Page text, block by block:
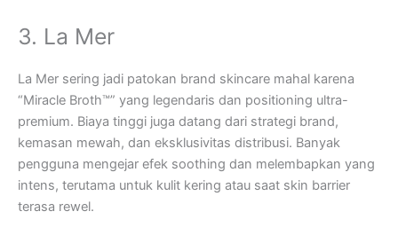
3. La Mer
La Mer sering jadi patokan brand skincare mahal karena
“Miracle Broth™” yang legendaris dan positioning ultra-
premium. Biaya tinggi juga datang dari strategi brand,
kemasan mewah, dan eksklusivitas distribusi. Banyak
pengguna mengejar efek soothing dan melembapkan yang
intens, terutama untuk kulit kering atau saat skin barrier
terasa rewel.